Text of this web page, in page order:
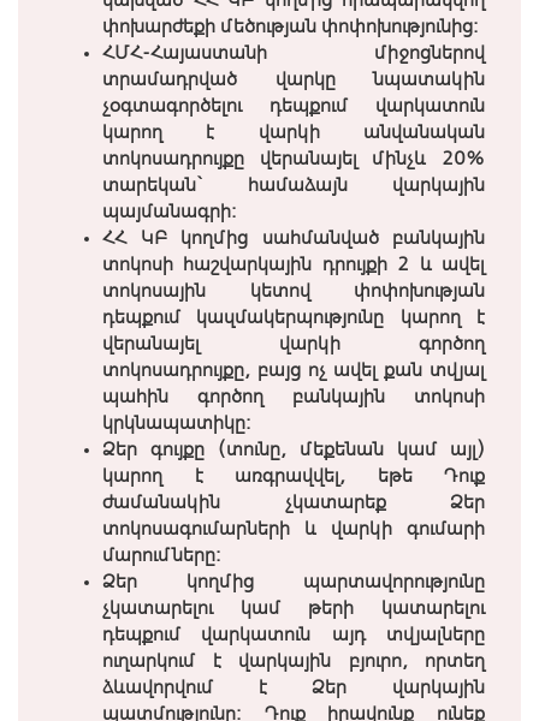
փոխարժեքի մեծության փոփոխությունից:
ՀՄՀ-Հայաստանի միջոցներով
տրամադրված վարկը նպատակին
չօգտագործելու դեպքում վարկատուն
կարող է վարկի անվանական
տոկոսադրույքը վերանայել մինչև 20%
տարեկան` համաձայն վարկային
պայմանագրի:
ՀՀ ԿԲ կողմից սահմանված բանկային
տոկոսի հաշվարկային դրույքի 2 և ավել
տոկոսային կետով փոփոխության
դեպքում կազմակերպությունը կարող է
վերանայել վարկի գործող
տոկոսադրույքը, բայց ոչ ավել քան տվյալ
պահին գործող բանկային տոկոսի
կրկնապատիկը:
Ձեր գույքը (տունը, մեքենան կամ այլ)
կարող է առգրավվել, եթե Դուք
ժամանակին չկատարեք Ձեր
տոկոսագումարների և վարկի գումարի
մարումները:
Ձեր կողմից պարտավորությունը
չկատարելու կամ թերի կատարելու
դեպքում վարկատուն այդ տվյալները
ուղարկում է վարկային բյուրո, որտեղ
ձևավորվում է Ձեր վարկային
պատմությունը: Դուք իրավունք ունեք